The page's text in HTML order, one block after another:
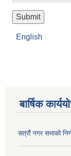
English
बार्षिक
सत्रौं नगर सभाको